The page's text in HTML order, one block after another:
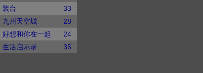
装台
33
九州天空城
28
好想和你在一起
24
生活启示录 35